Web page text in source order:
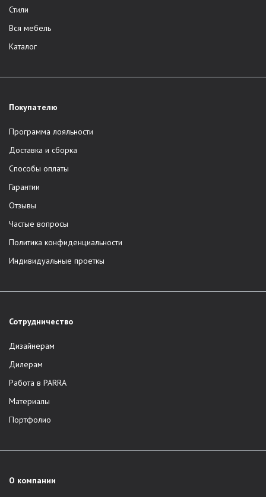
Стили
Вся мебель
Каталог
Покупателю
Программа лояльности
Доставка и сборка
Способы оплаты
Гарантии
Отзывы
Частые вопросы
Политика конфиденциальности
Индивидуальные проеткы
Сотрудничество
Дизайнерам
Дилерам
Работа в PARRA
Материалы
Портфолио
О компании